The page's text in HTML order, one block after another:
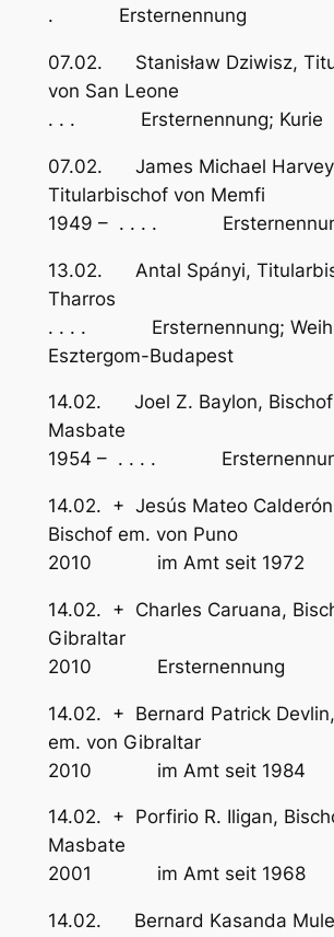
. Ersternennung
07.02. Stanisław Dziwisz,
von San Leone
. . . Ersternennung; Kurie
07.02. James Michael
Titularbischof von
1949 – . . . .
13.02. Antal Spányi,
Tharros
. . . . Ersternennung;
Esztergom-Budapest
14.02. Joel Z. Baylon, Bischof
1954 – . . . .
14.02. + Jesús Mateo
Bischof em. von Puno
2010 im Amt seit 1972
14.02. + Charles Caruana,
Gibraltar
2010 Ersternennung
14.02. + Bernard Patrick
em. von Gibraltar
2010 im Amt seit 1984
14.02. + Porfirio R. Iligan,
Masbate
2001 im Amt seit 1968
14.02. Bernard Kasanda